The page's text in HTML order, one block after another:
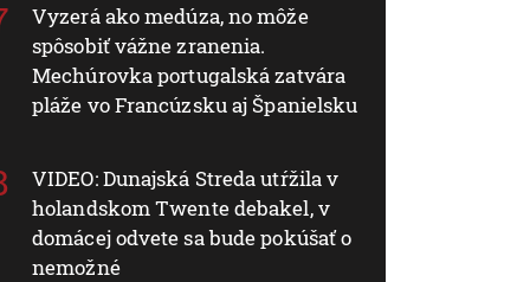
Vyzerá ako medúza, no môže
spôsobiť vážne zranenia.
Mechúrovka portugalská zatvára
pláže vo Francúzsku aj Španielsku
VIDEO: Dunajská Streda utŕžila v
holandskom Twente debakel, v
domácej odvete sa bude pokúšať o
nemožné